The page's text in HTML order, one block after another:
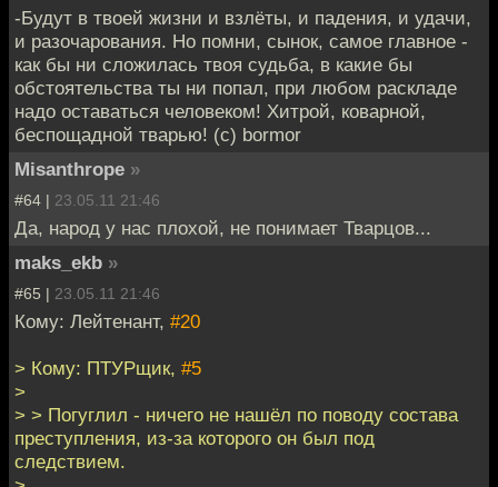
-Будут в твоей жизни и взлёты, и падения, и удачи,
и разочарования. Но помни, сынок, самое главное -
как бы ни сложилась твоя судьба, в какие бы
обстоятельства ты ни попал, при любом раскладе
надо оставаться человеком! Хитрой, коварной,
беспощадной тварью! (с) bormor
Misanthrope »
#64 | 23.05.11 21:46
Да, народ у нас плохой, не понимает Тварцов...
maks_ekb »
#65 | 23.05.11 21:46
Кому: Лейтенант, #20
> Кому: ПТУРщик, #5
>
> > Погуглил - ничего не нашёл по поводу состава
преступления, из-за которого он был под
следствием.